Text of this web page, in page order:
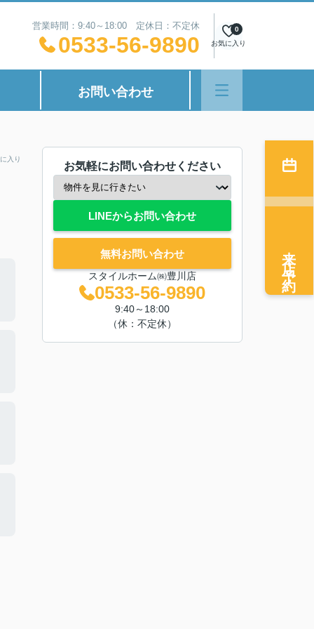
営業時間：9:40～18:00 定休日：不定休
0533-56-9890 お気に入り
0
お問い合わせ
入り
お気軽にお問い合わせください
LINEからお問い合わせ
無料お問い合わせ
スタイルホーム㈱豊川店
0533-56-9890
9:40～18:00
（休：不定休）
来店予約